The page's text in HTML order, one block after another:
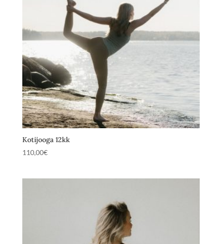
Kotijooga 12kk
110,00€